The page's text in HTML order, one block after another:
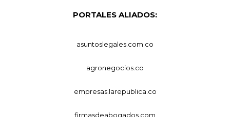
PORTALES ALIADOS:
asuntoslegales.com.co
agronegocios.co
empresas.larepublica.co
firmasdeabogados.com